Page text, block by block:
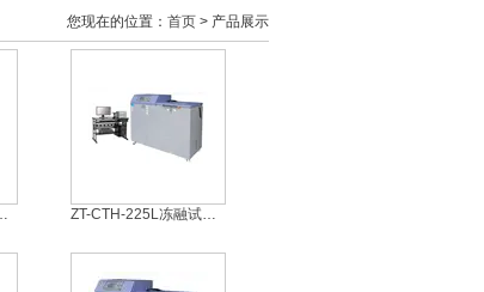
您现在的位置： 首页 > 产品展示
慢速冻融箱 ZT-CTH-225L冻融试验机